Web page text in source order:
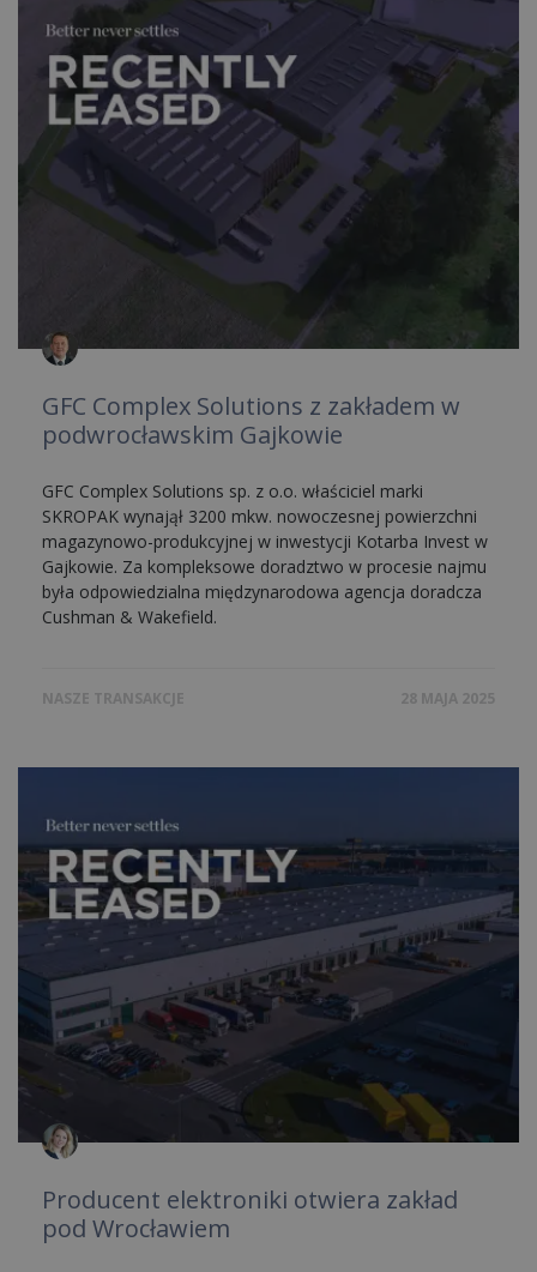
GFC Complex Solutions z zakładem w
podwrocławskim Gajkowie
GFC Complex Solutions sp. z o.o. właściciel marki
SKROPAK wynajął 3200 mkw. nowoczesnej powierzchni
magazynowo-produkcyjnej w inwestycji Kotarba Invest w
Gajkowie. Za kompleksowe doradztwo w procesie najmu
była odpowiedzialna międzynarodowa agencja doradcza
Cushman & Wakefield.
NASZE TRANSAKCJE 28 MAJA 2025
Producent elektroniki otwiera zakład
pod Wrocławiem